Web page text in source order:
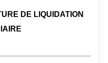
DE LIQUIDATION